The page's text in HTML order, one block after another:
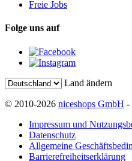
Freie Jobs
Folge uns auf
Land ändern
© 2010-2026 niceshops GmbH -
Impressum und
Datenschutz
Allgemeine
Barrierefreiheitserklärung